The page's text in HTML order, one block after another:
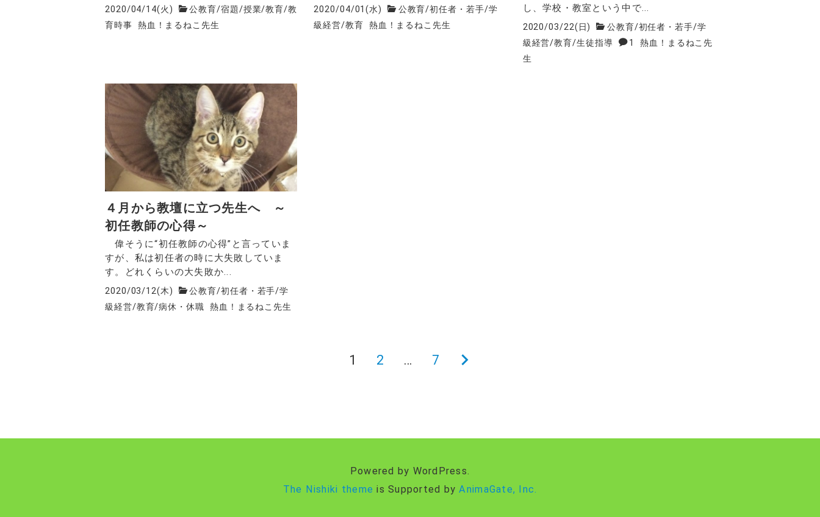
2020/04/14(火) 公教育/宿題/授業/教育/教
育時事 熱血！まるねこ先生
2020/04/01(水) 公教育/初任者・若手/学
級経営/教育 熱血！まるねこ先生
し、学校・教室という中で...
2020/03/22(日) 公教育/初任者・若手/学
級経営/教育/生徒指導 1
熱血！まるねこ先
生
４月から教壇に立つ先生へ ～
初任教師の心得～
偉そうに“初任教師の心得”と言っていま
すが、私は初任者の時に大失敗していま
す。どれくらいの大失敗か...
2020/03/12(木) 公教育/初任者・若手/学
級経営/教育/病休・休職 熱血！まるねこ先生
の
1 2 … 7
次
Powered by WordPress.
The Nishiki theme is Supported byAnimaGate, Inc.